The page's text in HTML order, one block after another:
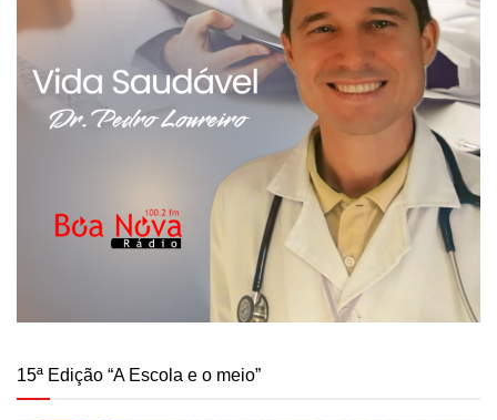
15ª Edição “A Escola e o meio”